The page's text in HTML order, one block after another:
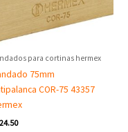
para cortinas hermex
75mm
COR-75 43357